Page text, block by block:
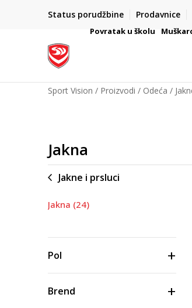
Status porudžbine Prodavnice
VAŽNO OBAVEŠTENJE
Povratak u školu
Sport Vision Proizvodi Odeća
Jakna
Jakne i prsluci
Jakna (24)
Pol
Brend